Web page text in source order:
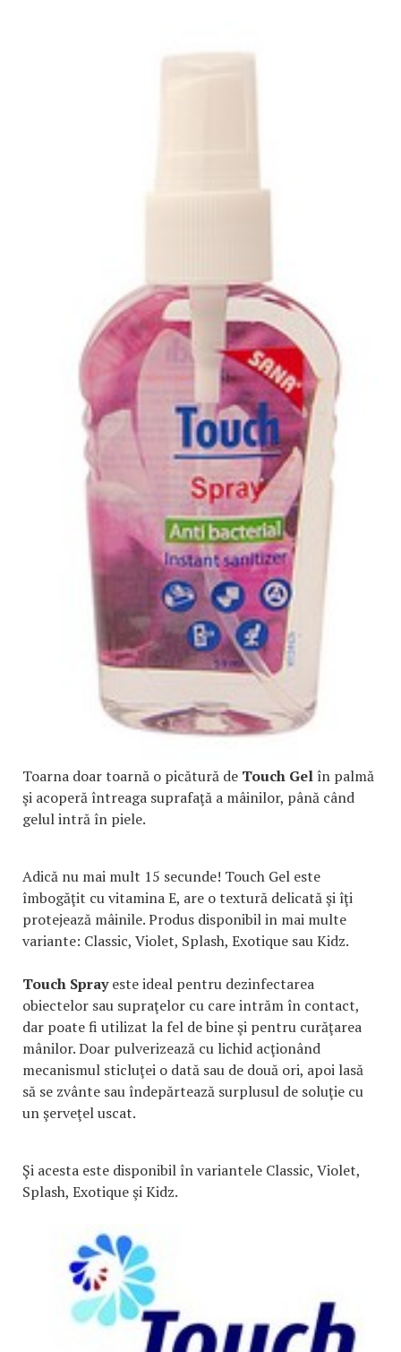
Toarna doar toarnă o picătură de Touch Gel în palmă
şi acoperă întreaga suprafaţă a mâinilor, până când
gelul intră în piele.
Adică nu mai mult 15 secunde! Touch Gel este
îmbogăţit cu vitamina E, are o textură delicată şi îţi
protejează mâinile. Produs disponibil in mai multe
variante: Classic, Violet, Splash, Exotique sau Kidz.
Touch Sprayeste ideal pentru dezinfectarea
obiectelor sau supraţelor cu care intrăm în contact,
dar poate fi utilizat la fel de bine şi pentru curăţarea
mânilor. Doar pulverizează cu lichid acţionând
mecanismul sticluţei o dată sau de două ori, apoi lasă
să se zvânte sau îndepărtează surplusul de soluţie cu
un şerveţel uscat.
Şi acesta este disponibil în variantele Classic, Violet,
Splash, Exotique şi Kidz.